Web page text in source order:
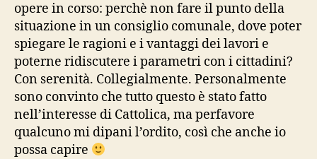
opere in corso: perchè non fare il punto della
situazione in un consiglio comunale, dove poter
spiegare le ragioni e i vantaggi dei lavori e
poterne ridiscutere i parametri con i cittadini?
Con serenità. Collegialmente. Personalmente
sono convinto che tutto questo è stato fatto
nell’interesse di Cattolica, ma perfavore
qualcuno mi dipani l’ordito, così che anche io
possa capire